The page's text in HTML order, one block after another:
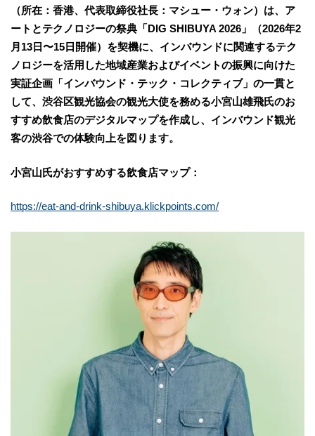
（所在：香港、代表取締役社長：マシュー・ウォン）は、ア
ートとテクノロジーの祭典「DIG SHIBUYA 2026」（2026年2
月13日〜15日開催）を契機に、インバウンドに関連するテク
ノロジーを活用した地域産業およびイベントの振興に向けた
実証企画「インバウンド・テック・コレクティブ」の一貫と
して、渋谷区観光協会の観光大使を務める小宮山雄飛氏のお
すすめ飲食店のデジタルマップを作成し、インバウンド観光
客の渋谷での体験向上を図ります。
小宮山氏がおすすめする飲食店マップ：
https://eat-and-drink-shibuya.klickpoints.com/